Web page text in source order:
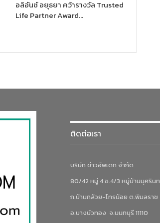
อลิอันซ์ อยุธยา คว้ารางวัล Trusted
Life Partner Award…
ติดต่อเรา
บริษัท ข่าวอัพเดท จำกัด
80/42 หมู่ 4 ซ.4/3 หมู่บ้านบุศริน
ถ.บ้านกล้วย-ไทรน้อย ต.พิมลราช
อ.บางบัวทอง จ.นนทบุรี 11110